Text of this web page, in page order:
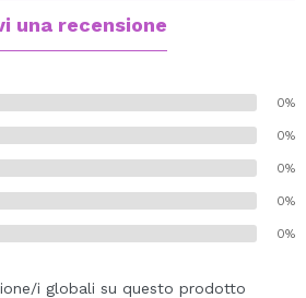
una recensione
0%
0%
0%
0%
0%
i globali su questo prodotto